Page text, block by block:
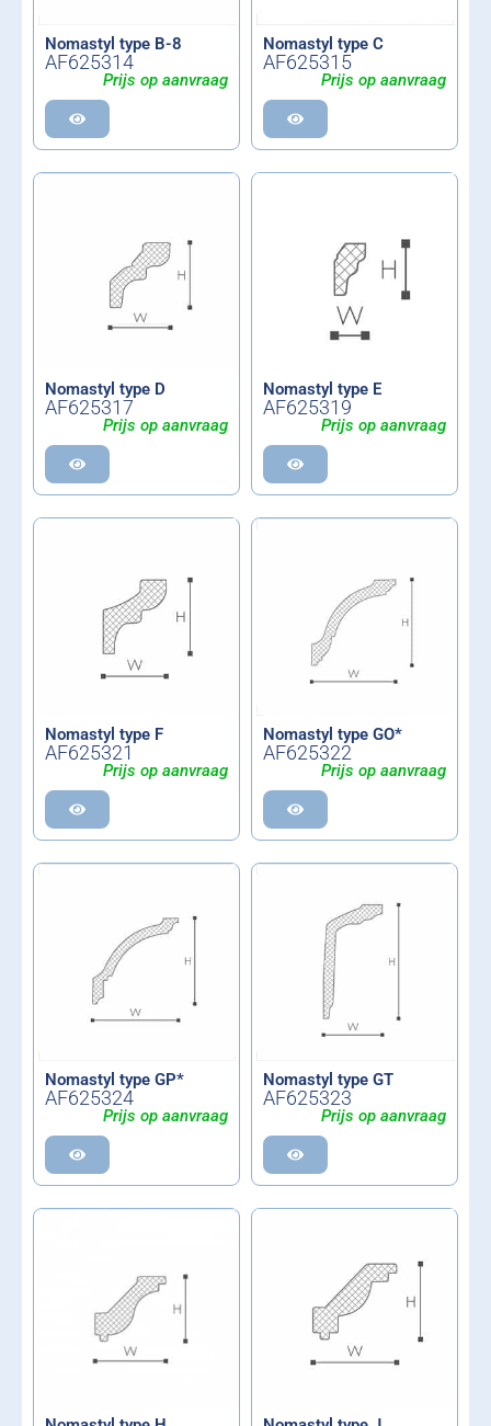
Nomastyl type B-8
AF625314
Prijs op aanvraag
Nomastyl type C
AF625315
Prijs op aanvraag
Nomastyl type D
AF625317
Prijs op aanvraag
Nomastyl type E
AF625319
Prijs op aanvraag
Nomastyl type F
AF625321
Prijs op aanvraag
Nomastyl type GO*
AF625322
Prijs op aanvraag
Nomastyl type GP*
AF625324
Prijs op aanvraag
Nomastyl type GT
AF625323
Prijs op aanvraag